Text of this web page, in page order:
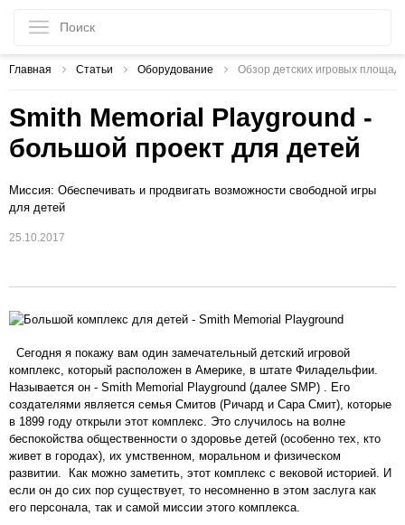
Главная Статьи Оборудование Обзор детских игровых
Smith Memorial Playground -
большой проект для детей
Миссия: Обеспечивать и продвигать возможности свободной игры
для детей
25.10.2017
Сегодня я покажу вам один замечательный детский игровой
комплекс, который расположен в Америке, в штате Филадельфии.
Называется он - Smith Memorial Playground (далее SMP) . Его
создателями является семья Смитов (Ричард и Сара Смит), которые
в 1899 году открыли этот комплекс. Это случилось на волне
беспокойства общественности о здоровье детей (особенно тех, кто
живет в городах), их умственном, моральном и физическом
развитии. Как можно заметить, этот комплекс с вековой историей. И
если он до сих пор существует, то несомненно в этом заслуга как
его персонала, так и самой миссии этого комплекса.